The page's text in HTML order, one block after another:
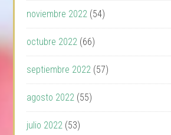
noviembre 2022 (54)
octubre 2022 (66)
septiembre 2022 (57)
agosto 2022 (55)
julio 2022 (53)